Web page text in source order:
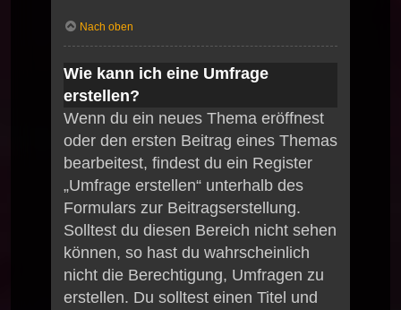
Nach oben
Wie kann ich eine Umfrage
erstellen?
Wenn du ein neues Thema eröffnest
oder den ersten Beitrag eines Themas
bearbeitest, findest du ein Register
„Umfrage erstellen“ unterhalb des
Formulars zur Beitragserstellung.
Solltest du diesen Bereich nicht sehen
können, so hast du wahrscheinlich
nicht die Berechtigung, Umfragen zu
erstellen. Du solltest einen Titel und